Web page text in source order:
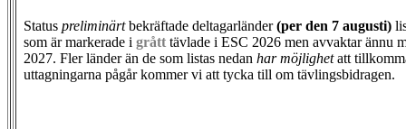
Status preliminärtbekräftade deltagarländer(per den 7 augusti)
som är markerade i grått tävlade i ESC 2026 men avvaktar ännu
2027. Fler länder än de som listas nedan har möjlighetatt
uttagningarna pågår kommer vi att tycka till om tävlingsbidragen.